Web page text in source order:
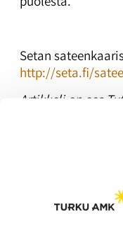
Setan
http://seta.fi/
Artikkeli on osa
Median luoma
Sukupuolen
Sukupuolen